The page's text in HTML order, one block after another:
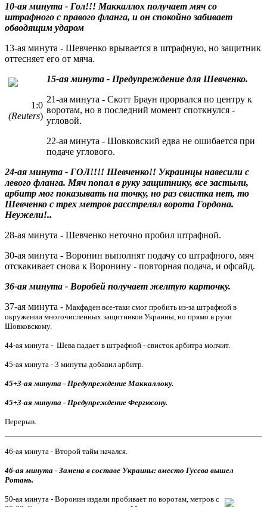
10-ая минута - Гол!!! Маккаллох получает мяч со
штрафного с правого фланга, и он спокойно забивает
обводящим ударом
13-ая минута - Шевченко врывается в штрафную, но защитник
оттесняет его от мяча.
1:0
(Reuters)
15-ая минута - Предупреждение для Шевченко.
21-ая минута - Скотт Браун прорвался по центру к
воротам, но в последний момент споткнулся -
угловой.
22-ая минута - Шовковский едва не ошибается при
подаче углового.
24-ая минута - ГОЛ!!!! Шевченко!! Украинцы навесили с
левого фланга. Мяч попал в руку защитнику, все застыли,
арбитр мог показывать на точку, но раз свистка нет, то
Шевченко с трех метров расстрелял ворота Гордона.
Неужели!..
28-ая минута - Шевченко неточно пробил штрафной.
30-ая минута - Воронин выполнят подачу со штрафного, мяч
отскакивает снова к Воронину - повторная подача, и офсайд.
36-ая минута - Воробей получает желтую карточку.
37-ая минута - Макфаден все-таки смог пробить из-за штрафной в
окружении многочисленных защитников Украины, но прямо в руки
Шовковскому.
44-ая минута - Шева падает в штрафной - свисток арбитра молчит.
45-ая минута - 3 минуты добавил арбитр.
45+3-ая минута - Предупреждение Маккаллоку.
45+3-ая минута - Предупреждение Фергюсону.
Перерыв.
46-ая минута - Второй тайм начался.
46-ая минута - Замена в составе Украины: вместо Гусева вышел
Ротань.
50-ая минута - Воронин издали пробивает по воротам, метров с